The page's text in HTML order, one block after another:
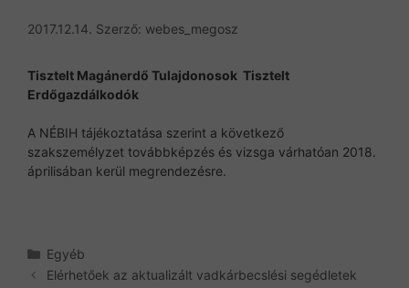
2017.12.14. Szerző: webes_megosz
Tisztelt Magánerdő Tulajdonosok Tisztelt
Erdőgazdálkodók
A NÉBIH tájékoztatása szerint a következő
szakszemélyzet továbbképzés és vizsga várhatóan 2018.
áprilisában kerül megrendezésre.
Kategória
Egyéb
Elérhetőek az aktualizált vadkárbecslési segédletek